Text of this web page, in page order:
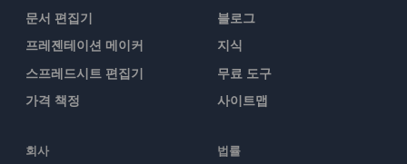
문서 편집기
프레젠테이션 메이커
스프레드시트 편집기
가격 책정
블로그
지식
무료 도구
사이트맵
회사 법률